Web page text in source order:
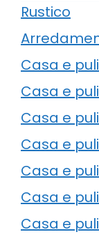
Rustico
Casa e
Casa e
Casa e
Casa e
Casa e
Casa e
Casa e